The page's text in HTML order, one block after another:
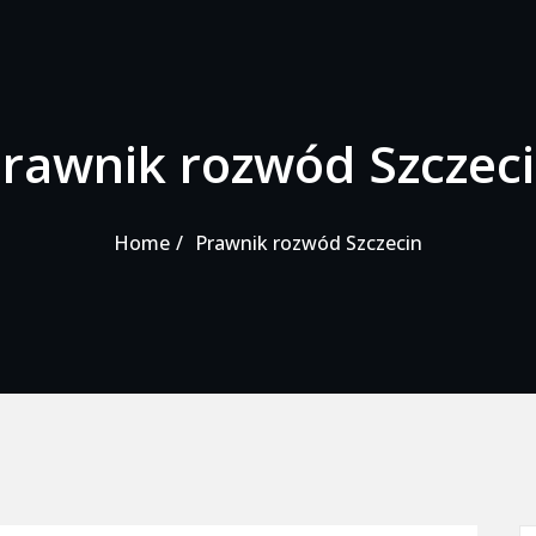
rozwód
Home Prawnik rozwód Szczecin